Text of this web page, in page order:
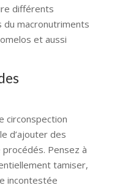
différents
macronutriments
et aussi
circonspection
d’ajouter des
Pensez à
tamiser,
incontestée